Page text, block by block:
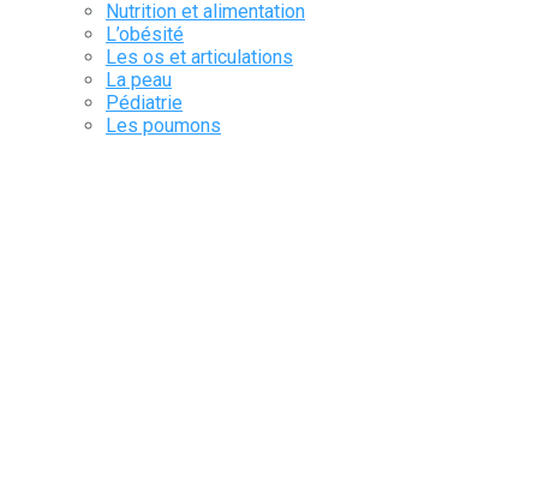
Nutrition et alimentation
L’obésité
Les os et articulations
La peau
Pédiatrie
Les poumons